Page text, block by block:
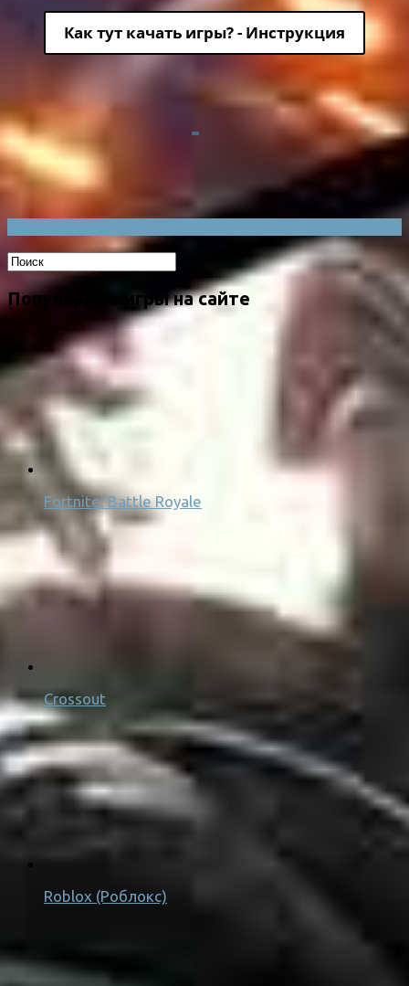
Как тут качать игры? - Инструкция
Популярные игры на сайте
Fortnite: Battle Royale
Crossout
Roblox (Роблокс)